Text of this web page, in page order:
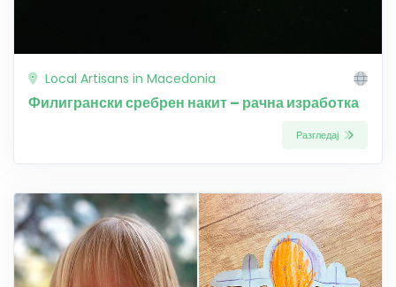
Local Artisans in Macedonia
Филигрански сребрен накит – рачна изработка
Разгледај